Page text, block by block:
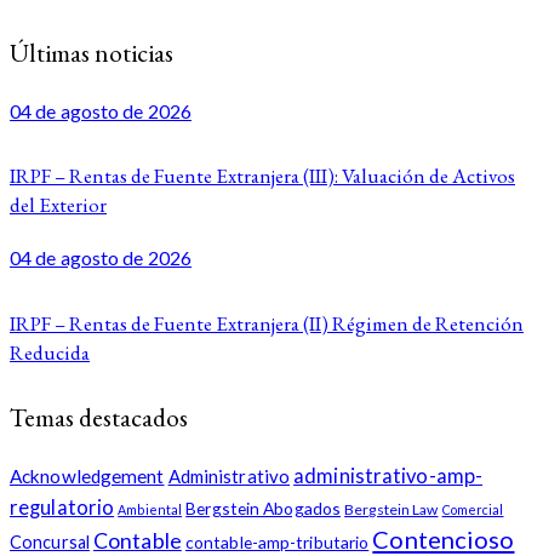
Últimas noticias
04 de agosto de 2026
IRPF – Rentas de Fuente Extranjera (III): Valuación de Activos
del Exterior
04 de agosto de 2026
IRPF – Rentas de Fuente Extranjera (II) Régimen de Retención
Reducida
Temas destacados
Acknowledgement Administrativo administrativo-amp-
regulatorio Ambiental Bergstein Abogados Bergstein Law Comercial
Concursal Contable contable-amp-tributario Contencioso